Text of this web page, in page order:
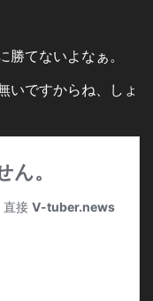
てないよなぁ。
いですからね、しょ